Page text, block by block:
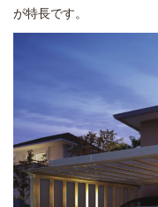
が特長です。